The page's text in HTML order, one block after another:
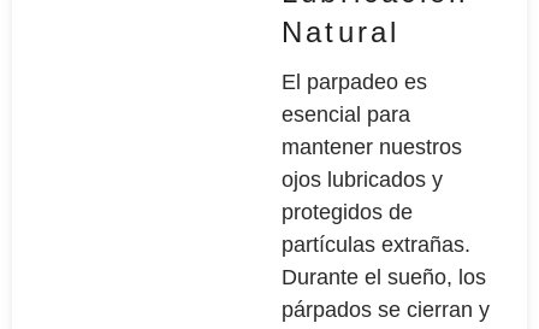
Natural
El parpadeo es
esencial para
mantener nuestros
ojos lubricados y
protegidos de
partículas extrañas.
Durante el sueño, los
párpados se cierran y